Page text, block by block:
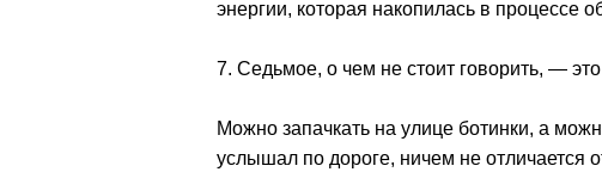
энергии, которая накопилась в процессе
7. Седьмое, о чем не стоит говорить, —
Можно запачкать на улице ботинки, а
услышал по дороге, ничем не отличается